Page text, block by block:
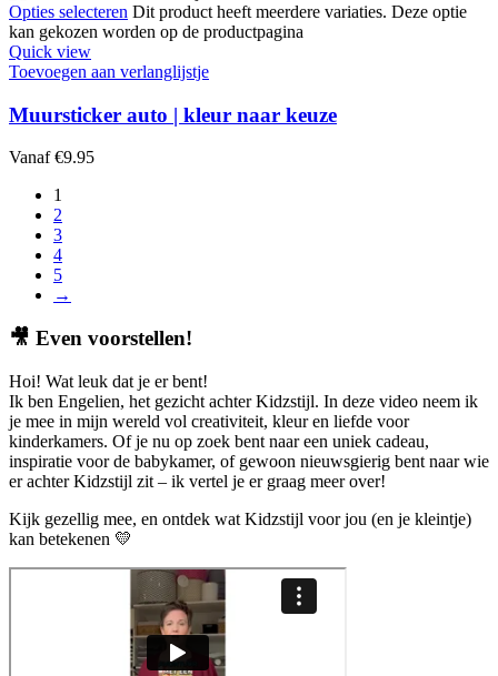
Opties selecteren Dit product heeft meerdere variaties. Deze optie
kan gekozen worden op de productpagina
Quick view
Toevoegen aan verlanglijstje
Muursticker auto | kleur naar keuze
Vanaf €9.95
1
2
3
4
5
→
🎥 Even voorstellen!
Hoi! Wat leuk dat je er bent!
Ik ben Engelien, het gezicht achter Kidzstijl. In deze video neem ik
je mee in mijn wereld vol creativiteit, kleur en liefde voor
kinderkamers. Of je nu op zoek bent naar een uniek cadeau,
inspiratie voor de babykamer, of gewoon nieuwsgierig bent naar wie
er achter Kidzstijl zit – ik vertel je er graag meer over!
Kijk gezellig mee, en ontdek wat Kidzstijl voor jou (en je kleintje)
kan betekenen 💛